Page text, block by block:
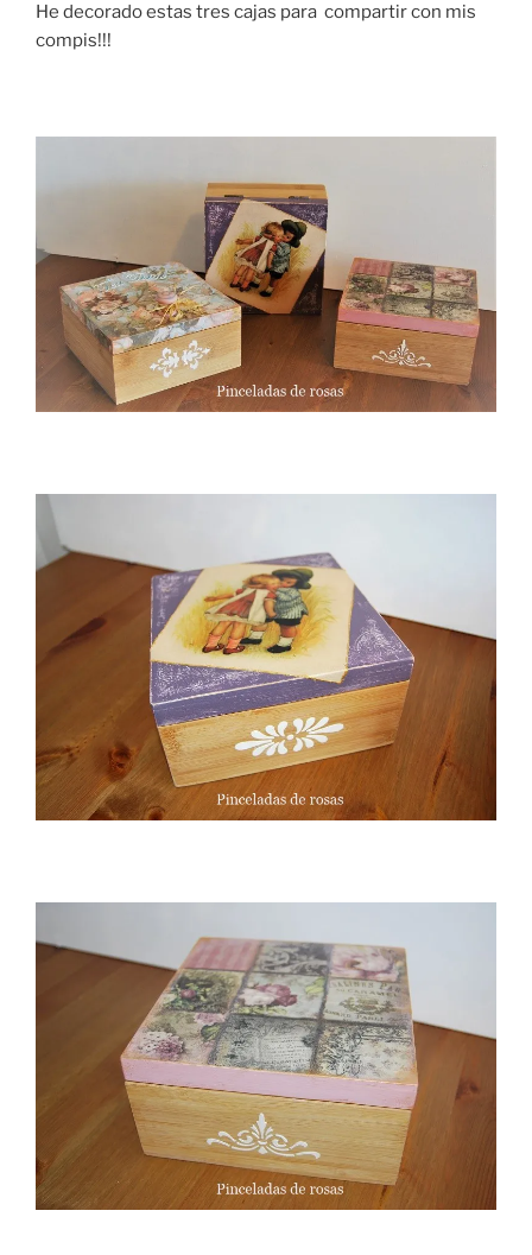
He decorado estas tres cajas para compartir con mis
compis!!!